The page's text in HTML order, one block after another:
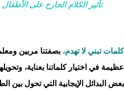
تأثير الكلام الجارح على الأطفال
كلمات تبني لا تهدم، بصفتنا مربين
عظيمة في اختيار كلماتنا بعناية،
بعض البدائل الإيجابية التي تحول بين